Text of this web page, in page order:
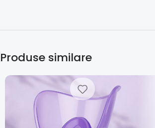
Produse similare